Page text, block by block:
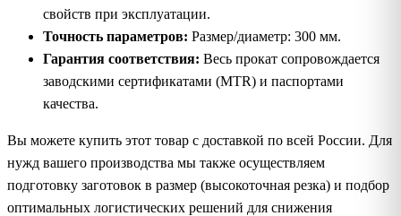
свойств при эксплуатации.
Точность параметров: Размер/диаметр: 300 мм.
Гарантия соответствия: Весь прокат сопровождается
заводскими сертификатами (MTR) и паспортами
качества.
Вы можете купить этот товар с доставкой по всей России. Для
нужд вашего производства мы также осуществляем
подготовку заготовок в размер (высокоточная резка) и подбор
оптимальных логистических решений для снижения